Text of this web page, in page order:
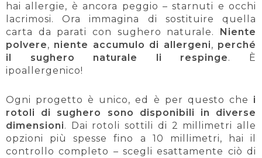
hai allergie, è ancora peggio – starnuti e occhi
lacrimosi. Ora immagina di sostituire quella
carta da parati con sughero naturale.
Niente
polvere, niente accumulo di allergeni, perché
il sughero naturale li respinge. È
ipoallergenico!
Ogni progetto è unico, ed è per questo che i
rotoli di sughero sono disponibili in diverse
dimensioni. Dai rotoli sottili di 2 millimetri alle
opzioni più spesse fino a 10 millimetri, hai il
controllo completo – scegli esattamente ciò di